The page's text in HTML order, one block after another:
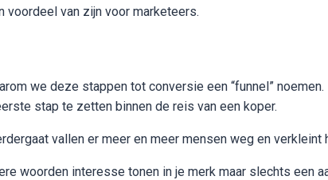
voordeel van zijn voor marketeers.
we deze stappen tot conversie een “funnel”
stap te zetten binnen de reis van een koper.
vallen er meer en meer mensen weg en verkleint
woorden interesse tonen in je merk maar slechts een